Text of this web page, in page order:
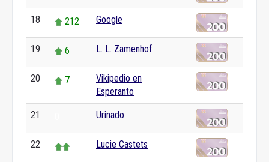
18 212 Google
19 6 L. L. Zamenhof
20 7
Vikipedio en
Esperanto
21 Urinado
22 Lucie Castets